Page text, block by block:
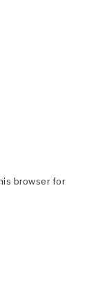
browser for